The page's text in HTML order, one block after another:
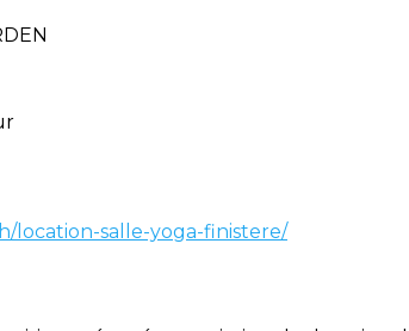
location-salle-yoga-finistere/